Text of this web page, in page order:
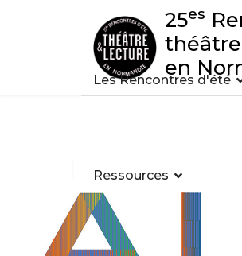
25es
en
Les Rencontres d'été
Ressources